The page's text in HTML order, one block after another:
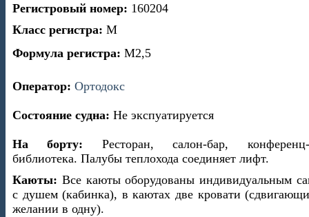
Регистровый номер: 160204
Класс регистра: М
Формула регистра: М2,5
Оператор: Ортодокс
Состояние судна: Не экспуатируется
На борту: Ресторан, салон-бар, конференц-
библиотека. Палубы теплохода соединяет лифт.
Каюты: Все каюты оборудованы индивидуальным
с душем (кабинка), в каютах две кровати
желании в одну).